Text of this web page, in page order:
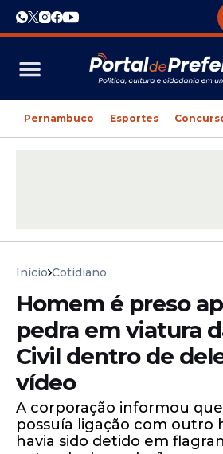
Pernambuco Esportes
Início Cotidiano
Homem é preso
pedra em viatura
Civil dentro de
vídeo
A corporação informou
possuía ligação com outro
havia sido detido em